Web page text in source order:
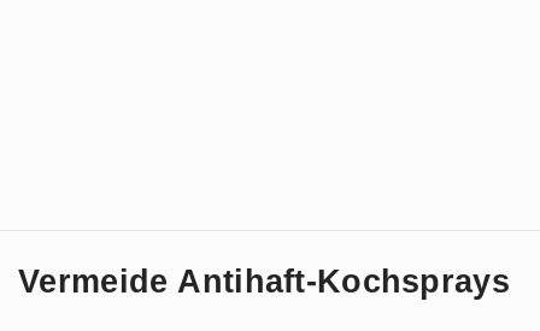
Vermeide Antihaft-Kochsprays